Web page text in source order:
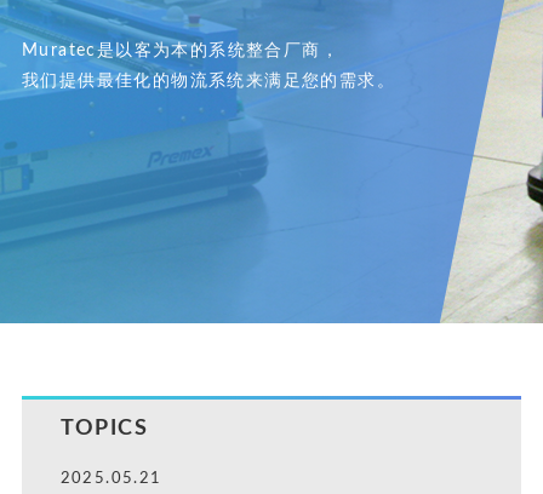
Muratec是以客为本的系统整合厂商，
我们提供最佳化的物流系统来满足您的需求。
TOPICS
2025.05.21